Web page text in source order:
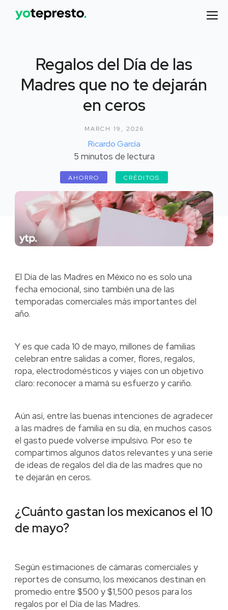
Regalos del Día de las
Madres que no te dejarán
en ceros
MARCH 19, 2026
Ricardo García
5 minutos de lectura
AHORRO CRÉDITOS
El Día de las Madres en México no es solo una
fecha emocional, sino también una de las
temporadas comerciales más importantes del
año.
Y es que cada 10 de mayo, millones de familias
celebran entre salidas a comer, flores, regalos,
ropa, electrodomésticos y viajes con un objetivo
claro: reconocer a mamá su esfuerzo y cariño.
Aún así, entre las buenas intenciones de agradecer
a las madres de familia en su día, en muchos casos
el gasto puede volverse impulsivo. Por eso te
compartimos algunos datos relevantes y una serie
de ideas de regalos del día de las madres que no
te dejarán en ceros.
¿Cuánto gastan los mexicanos el 10
de mayo?
Según estimaciones de cámaras comerciales y
reportes de consumo, los mexicanos destinan en
promedio entre $500 y $1,500 pesos para los
regalos por el Día de las Madres.